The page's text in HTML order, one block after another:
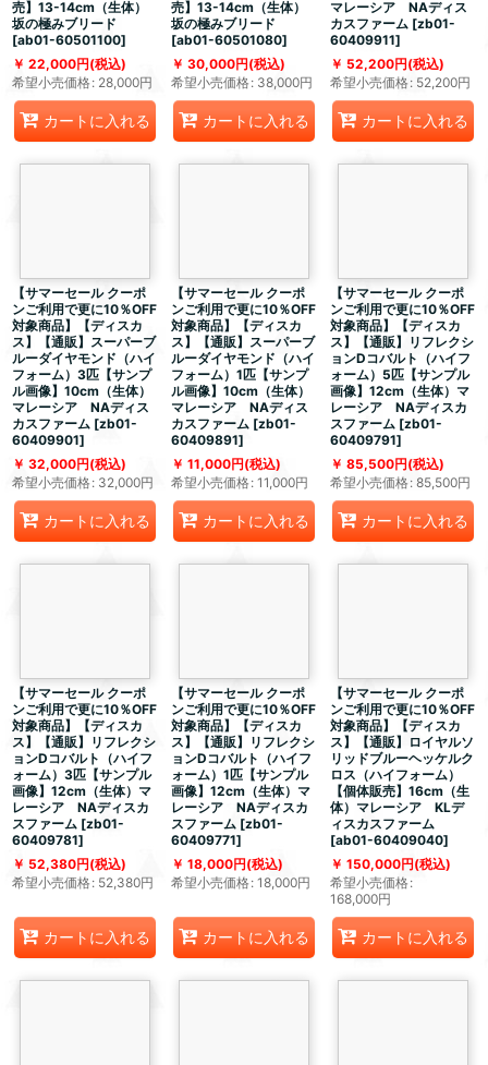
売】13-14cm（生体）
坂の極みブリード
[ab01-60501100]
22,000円(税込)
希望小売価格: 28,000円
カートに入れる
売】13-14cm（生体）
坂の極みブリード
[ab01-60501080]
30,000円(税込)
希望小売価格: 38,000円
カートに入れる
マレーシア NAディス
カスファーム [zb01-
60409911]
52,200円(税込)
希望小売価格 : 52,200円
カートに入れる
【サマーセール クーポ
ンご利用で更に10％OFF
対象商品】【ディスカ
ス】【通販】スーパーブ
ルーダイヤモンド（ハイ
フォーム）3匹【サンプ
ル画像】10cm（生体）
マレーシア NAディス
カスファーム [zb01-
60409901]
32,000円(税込)
希望小売価格: 32,000円
カートに入れる
【サマーセール クーポ
ンご利用で更に10％OFF
対象商品】【ディスカ
ス】【通販】スーパーブ
ルーダイヤモンド（ハイ
フォーム）1匹【サンプ
ル画像】10cm（生体）
マレーシア NAディス
カスファーム [zb01-
60409891]
11,000円(税込)
希望小売価格: 11,000円
カートに入れる
【サマーセール クーポ
ンご利用で更に10％OFF
対象商品】【ディスカ
ス】【通販】リフレクシ
ョンDコバルト（ハイフ
ォーム）5匹【サンプル
画像】12cm（生体）マ
レーシア NAディスカ
スファーム [zb01-
60409791]
85,500円(税込)
希望小売価格: 85,500円
カートに入れる
【サマーセール クーポ
ンご利用で更に10％OFF
対象商品】【ディスカ
ス】【通販】リフレクシ
ョンDコバルト（ハイフ
ォーム）3匹【サンプル
画像】12cm（生体）マ
レーシア NAディスカ
スファーム [zb01-
60409781]
52,380円(税込)
希望小売価格: 52,380円
カートに入れる
【サマーセール クーポ
ンご利用で更に10％OFF
対象商品】【ディスカ
ス】【通販】リフレクシ
ョンDコバルト（ハイフ
ォーム）1匹【サンプル
画像】12cm（生体）マ
レーシア NAディスカ
スファーム [zb01-
60409771]
18,000円(税込)
希望小売価格: 18,000円
カートに入れる
【サマーセール クーポ
ンご利用で更に10％OFF
対象商品】【ディスカ
ス】【通販】ロイヤルソ
リッドブルーヘッケルク
ロス（ハイフォーム）
【個体販売】16cm（生
体）マレーシア KLデ
ィスカスファーム
[ab01-60409040]
150,000円(税込)
希望小売価格:
168,000円
カートに入れる